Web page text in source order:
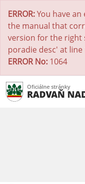
ERROR:You have
the manual that
version for the right
poradie desc' at line
ERROR No: 1064
Oficiálne stránky
RADVAŇ